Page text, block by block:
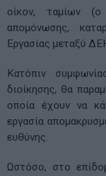
οίκον, ταμίων (ο
απομόνωσης,
Εργασίας μεταξύ
Κατόπιν
διοίκησης, θα
οποία έχουν να
εργασία
ευθύνης.
Ωστόσο, στο